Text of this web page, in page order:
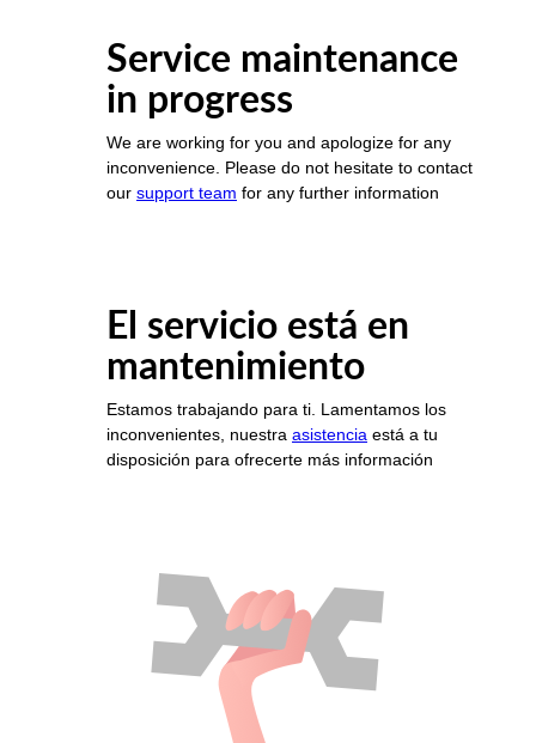
Service maintenance
in progress
We are working for you and apologize for any
inconvenience. Please do not hesitate to contact
our support team for any further information
El servicio está en
mantenimiento
Estamos trabajando para ti. Lamentamos los
inconvenientes, nuestra asistencia está a tu
disposición para ofrecerte más información